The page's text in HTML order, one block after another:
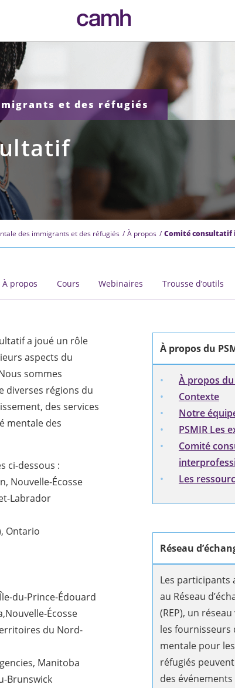
CAMH logo
et des réfugiés
des immigrants et des réfugiés À propos Comité consultatif
À propos Cours Webinaires Trousse d’outils
a joué un rôle
aspects du
sommes
diverses régions du
des services
mentale des
ci-dessous :
Nouvelle-Écosse
Labrador
Ontario
du-Prince-Édouard
Écosse
du Nord-
Manitoba
Brunswick
À propos du
À propos du
Contexte
Notre
PSMIR Les
Comité
Les
Réseau
Les participants
au Réseau
(REP), un
les fournisseurs
mentale pour
réfugiés
des